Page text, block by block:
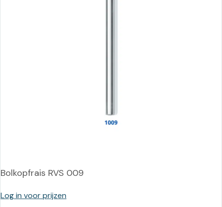
Bolkopfrais RVS 009
Log in voor prijzen